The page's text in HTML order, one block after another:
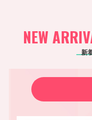
NEW
新